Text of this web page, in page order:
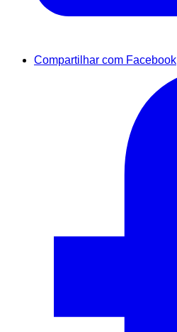
Compartilhar com Facebook